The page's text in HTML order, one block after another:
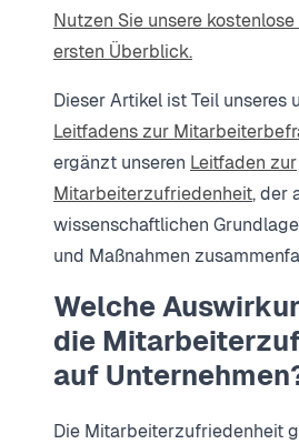
Nutzen Sie unsere
ersten Überblick.
Dieser Artikel ist Teil unseres
Leitfadens zur
ergänzt unseren Leitfaden zur
Mitarbeiterzufriedenheit, der
wissenschaftlichen
und Maßnahmen
Welche
die
auf
Die Mitarbeiterzufriedenheit